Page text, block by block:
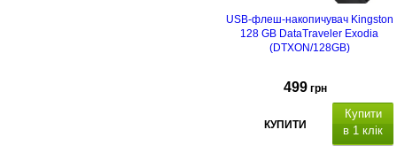
USB-флеш-накопичувач Kingston
128 GB DataTraveler Exodia
(DTXON/128GB)
499 грн
КУПИТИ
Купити
в 1 клік